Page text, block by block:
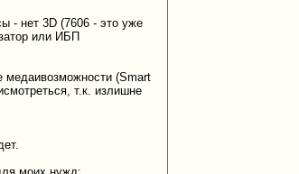
- нет 3D (7606 - это уже
или ИБП
(Smart
т.к. излишне